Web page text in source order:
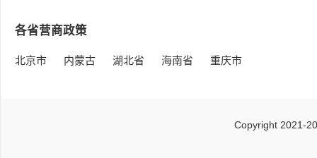
各省营商政策
北京市 内蒙古 湖北省 海南省 重庆市
Copyright 2021-